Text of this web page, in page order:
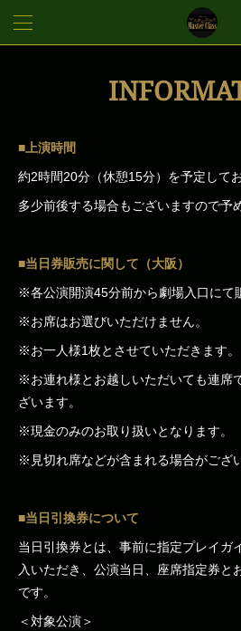
■上演時間
約2時間20分（休憩15分）を予定してお
多少前後する場合もございますので予
■当日券販売に関して（大阪）
※各公演開演45分前から劇場入口にて
※お席はお選びいただけません。
※お一人様1枚とさせていただきます。
※お連れ様とお越しいただいても連席
ざいます。
※現金のみのお取り扱いとなります。
※見切れ席などが含まれる場合がござ
■当日引換券について
当日引換券とは、事前に指定プレイガ
入いただき、公演当日、座席指定券と
です。
＜対象公演＞